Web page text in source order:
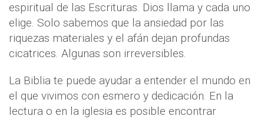
espiritual de las Escrituras. Dios llama y cada uno
elige. Solo sabemos que la ansiedad por las
riquezas materiales y el afán dejan profundas
cicatrices. Algunas son irreversibles.
La Biblia te puede ayudar a entender el mundo en
el que vivimos con esmero y dedicación. En la
lectura o en la iglesia es posible encontrar